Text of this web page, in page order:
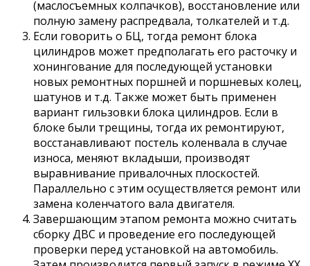
(маслосъемных колпачков), восстановление или
полную замену распредвала, толкателей и т.д.
Если говорить о БЦ, тогда ремонт блока
цилиндров может предполагать его расточку и
хонингование для последующей установки
новых ремонтных поршней и поршневых колец,
шатунов и т.д. Также может быть применен
вариант гильзовки блока цилиндров. Если в
блоке были трещины, тогда их ремонтируют,
восстанавливают постель коленвала в случае
износа, меняют вкладыши, производят
выравнивание привалочных плоскостей.
Параллельно с этим осуществляется ремонт или
замена коленчатого вала двигателя.
Завершающим этапом ремонта можно считать
сборку ДВС и проведение его последующей
проверки перед установкой на автомобиль.